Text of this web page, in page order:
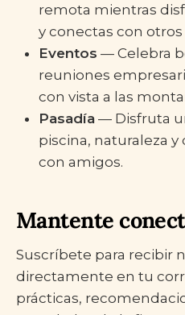
remota mientras
y conectas con
Eventos — Celebra
reuniones
con vista a las
Pasadía — Disfruta
piscina, naturaleza
con amigos.
Mantente
Suscríbete para recibir
directamente en tu
prácticas,